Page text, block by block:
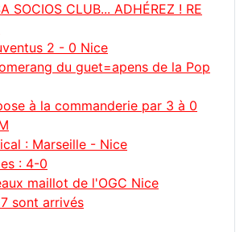
SOCIOS CLUB... ADHÉREZ ! RE
2 - 0 Nice
du guet=apens de la Pop
à la commanderie par 3 à 0
: Marseille - Nice
: 4-0
maillot de l'OGC Nice
sont arrivés